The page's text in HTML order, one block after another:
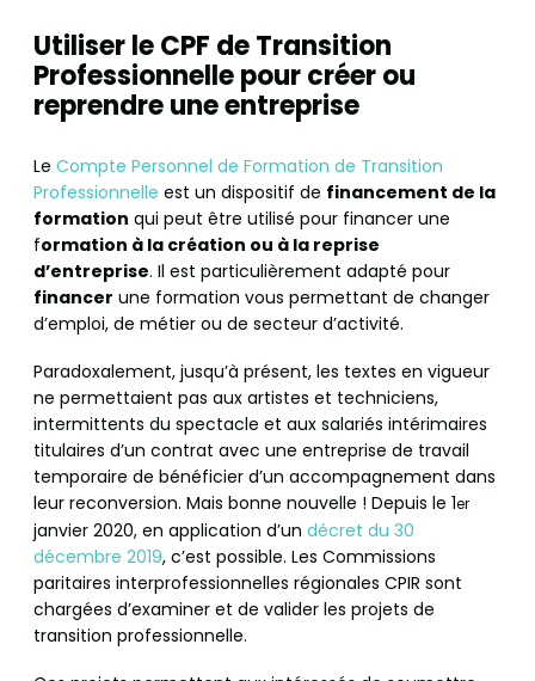
Utiliser le CPF de Transition
Professionnelle pour créer ou
reprendre une entreprise
Le Compte Personnel de Formation de Transition
Professionnelle est un dispositif de financement de la
formation qui peut être utilisé pour financer une
formation à la création ou à la reprise
d’entreprise. Il est particulièrement adapté pour
financer une formation vous permettant de changer
d’emploi, de métier ou de secteur d’activité.
Paradoxalement, jusqu’à présent, les textes en vigueur
ne permettaient pas aux artistes et techniciens,
intermittents du spectacle et aux salariés intérimaires
titulaires d’un contrat avec une entreprise de travail
temporaire de bénéficier d’un accompagnement dans
leur reconversion. Mais bonne nouvelle ! Depuis le 1er
janvier 2020, en application d’un décret du 30
décembre 2019, c’est possible. Les Commissions
paritaires interprofessionnelles régionales CPIR sont
chargées d’examiner et de valider les projets de
transition professionnelle.